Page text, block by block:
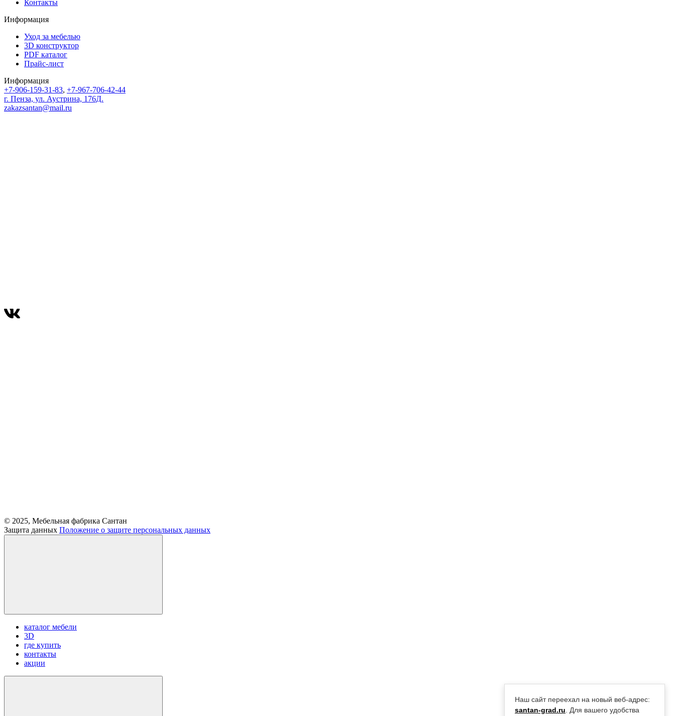
Контакты
Информация
Уход за мебелью
3D конструктор
PDF каталог
Прайс-лист
Информация
+7-906-159-31-83, +7-967-706-42-44
г. Пенза, ул. Аустрина, 176Д.
zakazsantan@mail.ru
© 2025, Мебельная фабрика Сантан
Защита данных Положение о защите персональных данных
каталог мебели
3D
где купить
контакты
акции
Наш сайт переехал на новый веб-адрес:
santan-grad.ru . Для вашего удобства